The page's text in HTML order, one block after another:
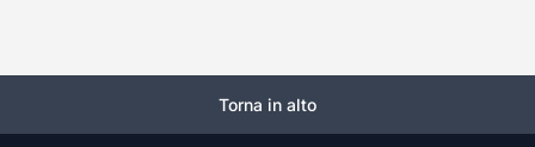
Torna in alto